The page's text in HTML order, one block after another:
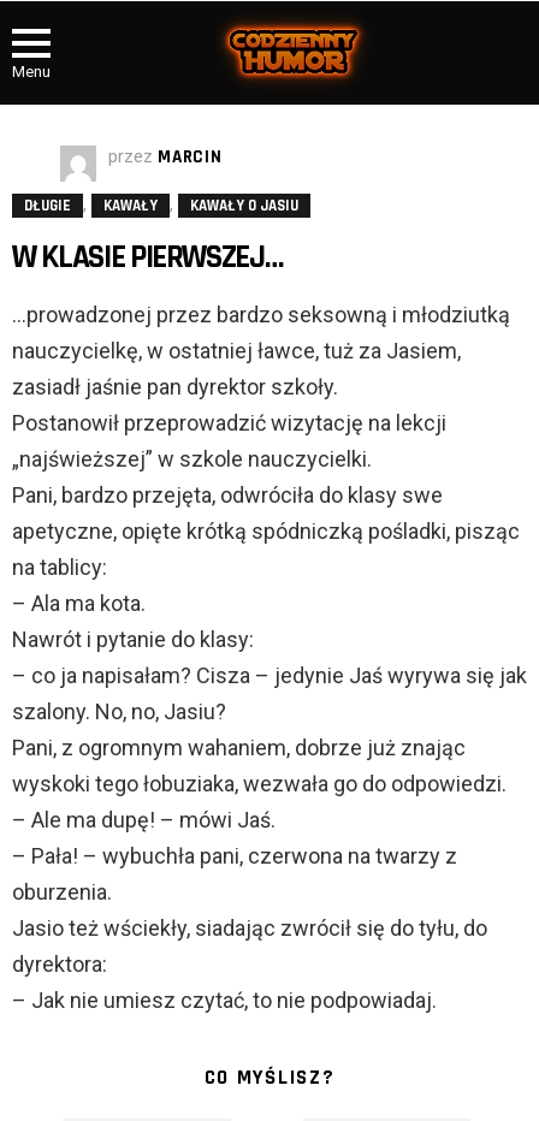
Menu
przez MARCIN
DŁUGIE , KAWAŁY , KAWAŁY O JASIU
W KLASIE PIERWSZEJ…
…prowadzonej przez bardzo seksowną i młodziutką
nauczycielkę, w ostatniej ławce, tuż za Jasiem,
zasiadł jaśnie pan dyrektor szkoły.
Postanowił przeprowadzić wizytację na lekcji
„najświeższej” w szkole nauczycielki.
Pani, bardzo przejęta, odwróciła do klasy swe
apetyczne, opięte krótką spódniczką pośladki, pisząc
na tablicy:
– Ala ma kota.
Nawrót i pytanie do klasy:
– co ja napisałam? Cisza – jedynie Jaś wyrywa się jak
szalony. No, no, Jasiu?
Pani, z ogromnym wahaniem, dobrze już znając
wyskoki tego łobuziaka, wezwała go do odpowiedzi.
– Ale ma dupę! – mówi Jaś.
– Pała! – wybuchła pani, czerwona na twarzy z
oburzenia.
Jasio też wściekły, siadając zwrócił się do tyłu, do
dyrektora:
– Jak nie umiesz czytać, to nie podpowiadaj.
CO MYŚLISZ?